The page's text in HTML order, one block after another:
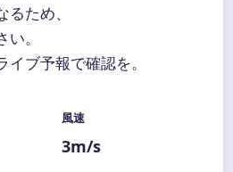
ため、
。
ブ予報で確認を。
風速
3m/s